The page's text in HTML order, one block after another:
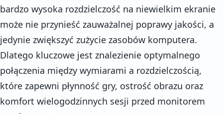
bardzo wysoka rozdzielczość na niewielkim ekranie
może nie przynieść zauważalnej poprawy jakości, a
jedynie zwiększyć zużycie zasobów komputera.
Dlatego kluczowe jest znalezienie optymalnego
połączenia między wymiarami a rozdzielczością,
które zapewni płynność gry, ostrość obrazu oraz
komfort wielogodzinnych sesji przed monitorem